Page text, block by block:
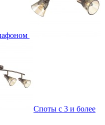
Споты с 3 и более